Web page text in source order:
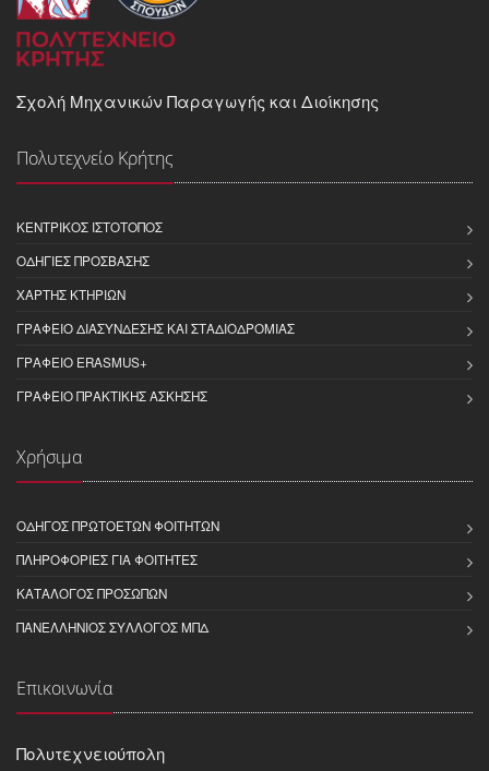
Σχολή Μηχανικών Παραγωγής και Διοίκησης
Πολυτεχνείο Κρήτης
ΚΕΝΤΡΙΚΌΣ ΙΣΤΌΤΟΠΟΣ
ΟΔΗΓΊΕΣ ΠΡΌΣΒΑΣΗΣ
ΧΆΡΤΗΣ ΚΤΗΡΊΩΝ
ΓΡΑΦΕΊΟ ΔΙΑΣΎΝΔΕΣΗΣ ΚΑΙ ΣΤΑΔΙΟΔΡΟΜΊΑΣ
ΓΡΑΦΕΊΟ ERASMUS+
ΓΡΑΦΕΊΟ ΠΡΑΚΤΙΚΉΣ ΆΣΚΗΣΗΣ
Χρήσιμα
ΟΔΗΓΌΣ ΠΡΩΤΟΕΤΏΝ ΦΟΙΤΗΤΏΝ
ΠΛΗΡΟΦΟΡΊΕΣ ΓΙΑ ΦΟΙΤΗΤΈΣ
ΚΑΤΆΛΟΓΟΣ ΠΡΟΣΏΠΩΝ
ΠΑΝΕΛΛΉΝΙΟΣ ΣΎΛΛΟΓΟΣ ΜΠΔ
Επικοινωνία
Πολυτεχνειούπολη